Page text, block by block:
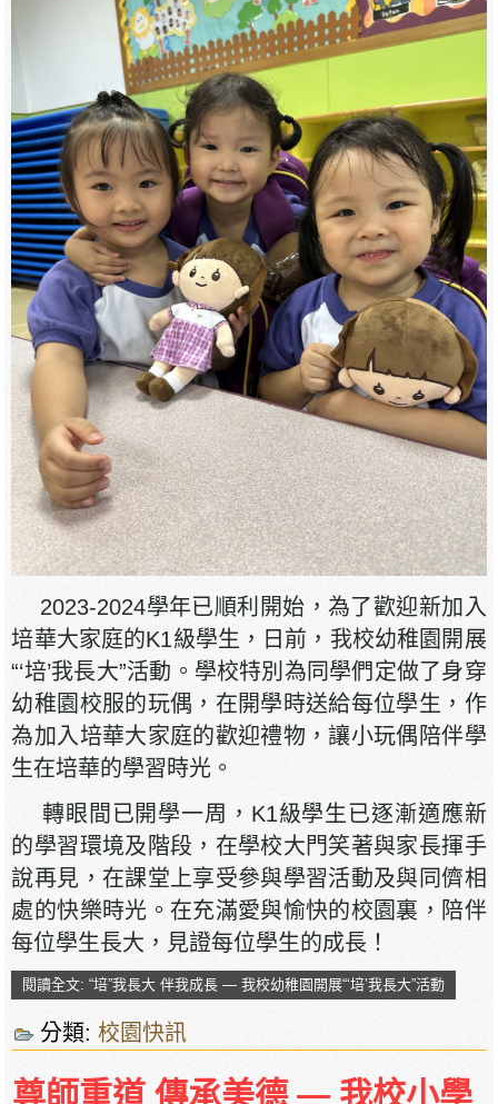
2023-2024學年已順利開始，為了歡迎新加入
培華大家庭的K1級學生，日前，我校幼稚園開展
“‘培’我長大”活動。學校特別為同學們定做了身穿
幼稚園校服的玩偶，在開學時送給每位學生，作
為加入培華大家庭的歡迎禮物，讓小玩偶陪伴學
生在培華的學習時光。
轉眼間已開學一周，K1級學生已逐漸適應新
的學習環境及階段，在學校大門笑著與家長揮手
說再見，在課堂上享受參與學習活動及與同儕相
處的快樂時光。在充滿愛與愉快的校園裏，陪伴
每位學生長大，見證每位學生的成長！
閱讀全文: “培”我長大 伴我成長 — 我校幼稚園開展“‘培’我長大”活動
分類:校園快訊
尊師重道 傳承美德 — 我校小學